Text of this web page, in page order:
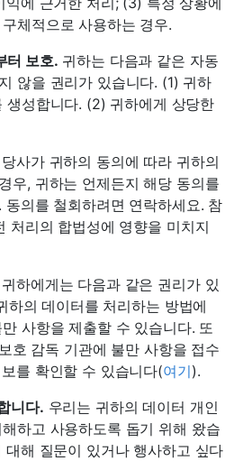
체적으로 사용하는 경우.
터 보호. 귀하는 다음과 같은 자동
않을 권리가 있습니다. (1) 귀하
생성합니다. (2) 귀하에게 상당한
당사가 귀하의 동의에 따라 귀하의
우, 귀하는 언제든지 해당 동의를
동의를 철회하려면 연락하세요. 참
처리의 합법성에 영향을 미치지
귀하에게는 다음과 같은 권리가 있
하의 데이터를 처리하는 방법에
사항을 제출할 수 있습니다. 또
호 감독 기관에 불만 사항을 접수
를 확인할 수 있습니다(여기).
니다. 우리는 귀하의 데이터 개인
하고 사용하도록 돕기 위해 왔습
대해 질문이 있거나 행사하고 싶다